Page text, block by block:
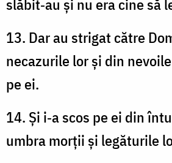
slăbit‑au și nu era cine să
13. Dar au strigat către
necazurile lor și din
pe ei.
14. Și i‑a scos pe ei din
umbra morții și legăturile